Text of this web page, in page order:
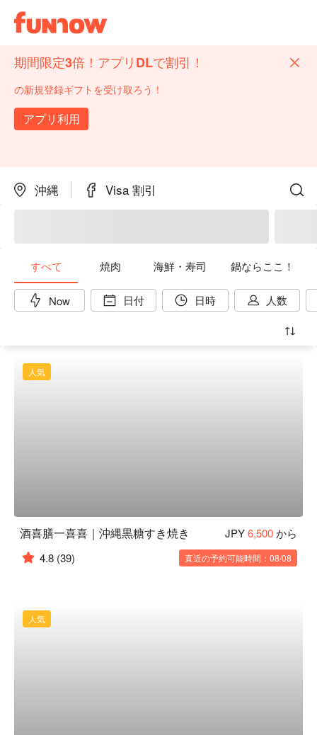
期間限定3倍！アプリDLで割引！
の新規登録ギフトを受け取ろう！
アプリ利用
沖縄 Visa 割引
すべて 焼肉 海鮮・寿司 鍋ならここ！
Now 日付 日時 人数
人気
酒喜膳一喜喜｜沖縄黒糖すき焼き JPY6,500から
4.8 (39) 直近の予約可能時間：08/08
人気